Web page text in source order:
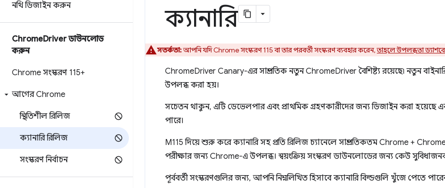
নথি ডিজাইন করুন
ChromeDriver ডাউনলোড
করুন
Chrome সংস্করণ 115+
আগের Chrome
স্থিতিশীল রিলিজ
ক্যানারি রিলিজ
সংস্করণ নির্বাচন
ক্যানারি
সতর্কতা:আপনি যদি Chrome সংস্করণ 115 বা তার পরবর্তী সংস্করণ ব্যবহার করেন,তাহলে উপলব্ধতা
ChromeDriver Canary-এর সাম্প্রতিক নতুন ChromeDriver বৈশিষ্ট্য রয়েছে৷ নতুন
উপলব্ধ করা হয়।
সচেতন থাকুন, এটি ডেভেলপার এবং প্রাথমিক গ্রহণকারীদের জন্য ডিজাইন করা হয়েছে
পারে।
M115 দিয়ে শুরু করে ক্যানারি সহ প্রতি রিলিজ চ্যানেলে সাম্প্রতিকতম Chrome +
পরীক্ষার জন্য Chrome-এ উপলব্ধ। স্বয়ংক্রিয় সংস্করণ ডাউনলোডের জন্য কেউ
পূর্ববর্তী সংস্করণগুলির জন্য, আপনি নিম্নলিখিত হিসাবে ক্যানারি বিল্ডগুলি খুঁজে পেতে